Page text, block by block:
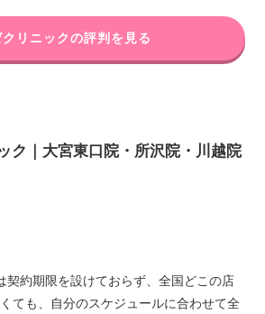
クリニックの評判を見る
ク｜大宮東口院・所沢院・川越院
契約期限を設けておらず、全国どこの店
ても、自分のスケジュールに合わせて全